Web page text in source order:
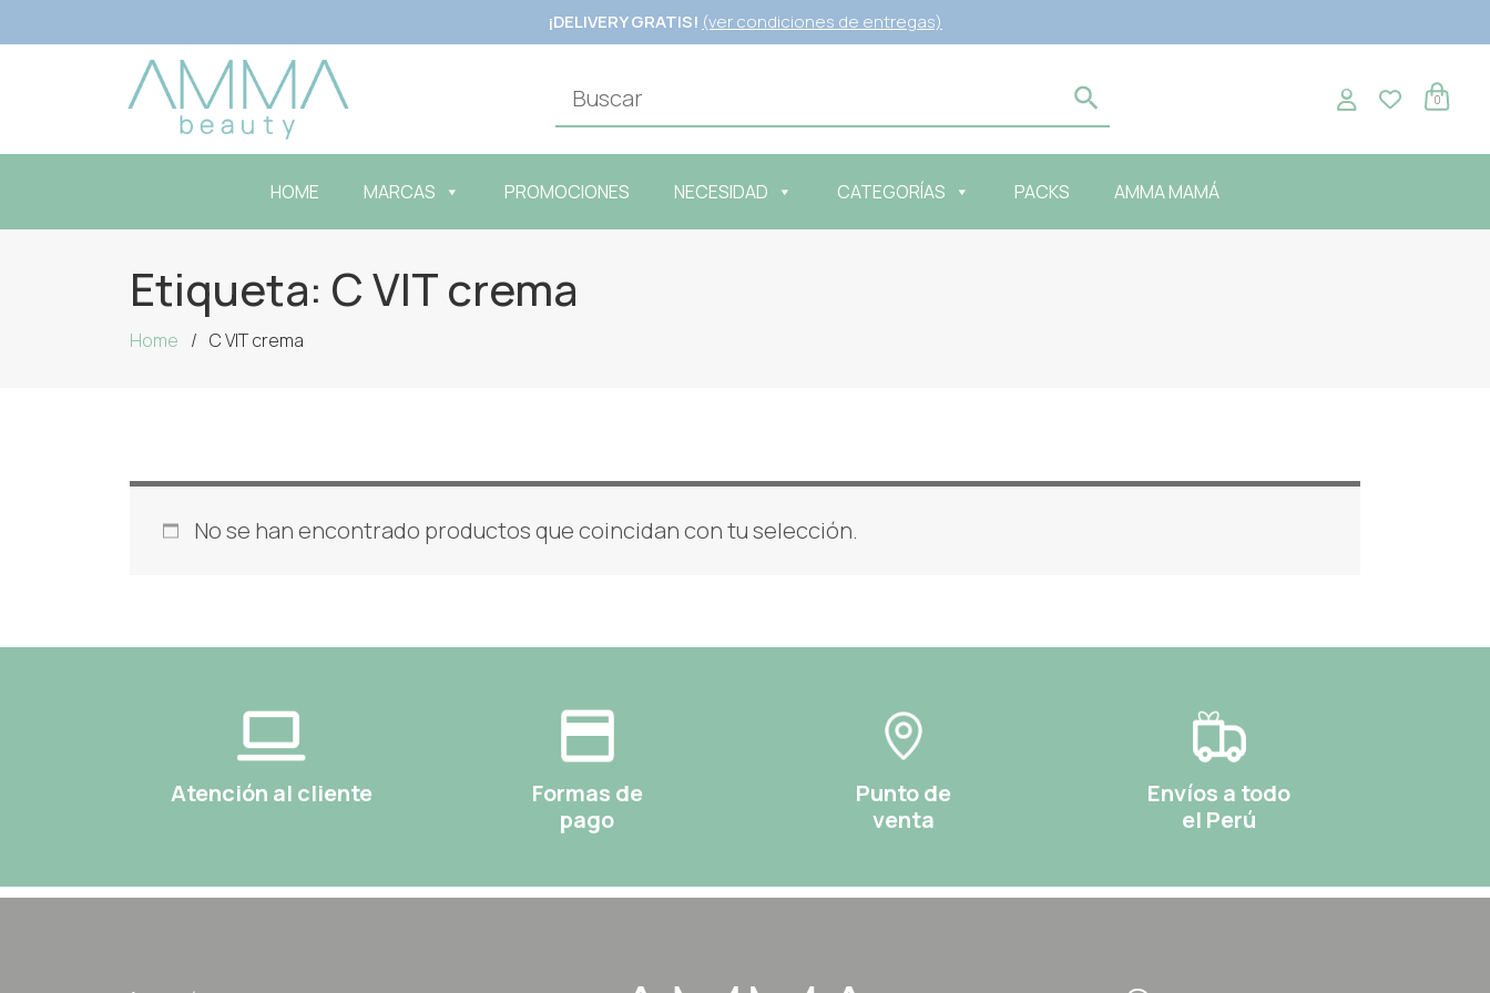
¡DELIVERY GRATIS! (ver condiciones de entregas)
0
HOME MARCAS PROMOCIONES NECESIDAD CATEGORÍAS PACKS AMMA MAMÁ
Etiqueta: C VIT crema
Home C VIT crema
No se han encontrado productos que coincidan con tu selección.
Atención al cliente
Formas de
pago
Punto de
venta
Envíos a todo
el Perú